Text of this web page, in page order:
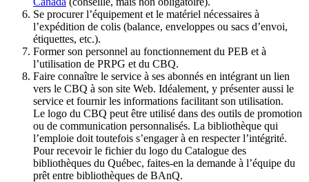
Se procurer l’équipement et le matériel nécessaires à
l’expédition de colis (balance, enveloppes ou sacs d’envoi,
étiquettes, etc.).
Former son personnel au fonctionnement du PEB et à
l’utilisation de PRPG et du CBQ.
Faire connaître le service à ses abonnés en intégrant un lien
vers le CBQ à son site Web. Idéalement, y présenter aussi le
service et fournir les informations facilitant son utilisation.
Le logo du CBQ peut être utilisé dans des outils de promotion
ou de communication personnalisés. La bibliothèque qui
l’emploie doit toutefois s’engager à en respecter l’intégrité.
Pour recevoir le fichier du logo du Catalogue des
bibliothèques du Québec, faites-en la demande à l’équipe du
prêt entre bibliothèques de BAnQ.